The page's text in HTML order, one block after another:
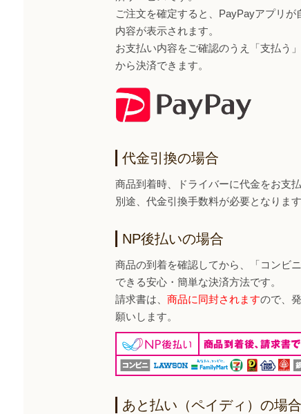
ご注文を確定すると、PayPayアプリ
内容が表示されます。
お支払い内容をご確認のうえ「支払う
から決済できます。
代金引換の場合
商品到着時、ドライバーに代金をお支払
別途、代金引換手数料が必要となります
NP後払いの場合
商品の到着を確認してから、「コンビ
できる安心・簡単な決済方法です。
請求書は、 商品に同封されますので、
願いします。
あと払い（ペイディ）の場合